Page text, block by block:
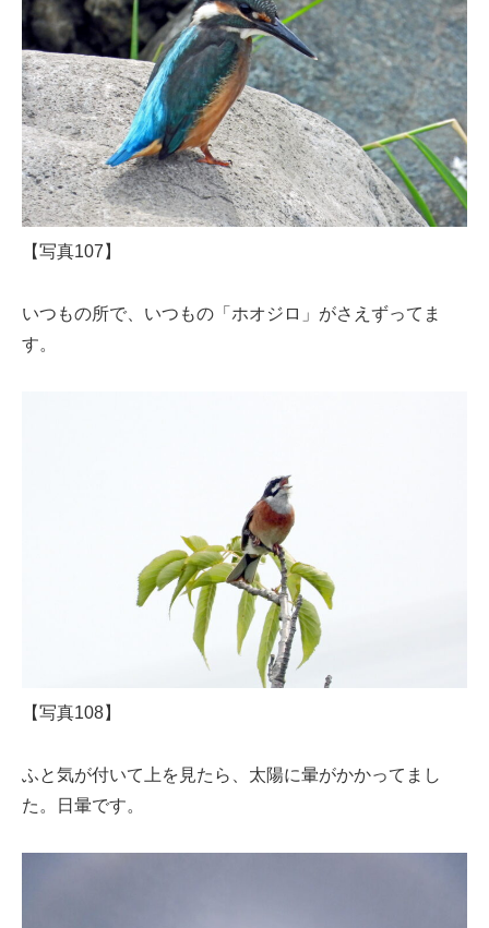
【写真107】
いつもの所で、いつもの「ホオジロ」がさえずってま
す。
【写真108】
ふと気が付いて上を見たら、太陽に暈がかかってまし
た。日暈です。